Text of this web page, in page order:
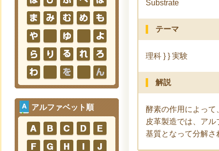
アルファベット順
Substrate
テーマ
理科 } } 実験
解説
酵素の作用によって
皮革製造では、ア
基質となって分解さ